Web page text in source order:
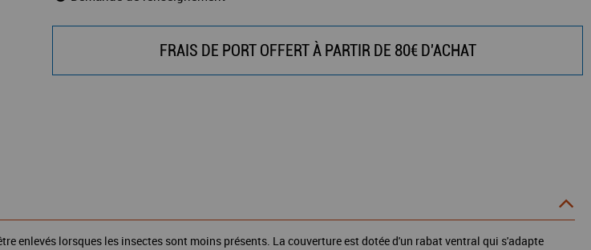
FRAIS DE PORT OFFERT À PARTIR DE 80€ D'ACHAT
enlevés lorsques les insectes sont moins présents. La couverture est dotée d'un rabat ventral qui s'adapte